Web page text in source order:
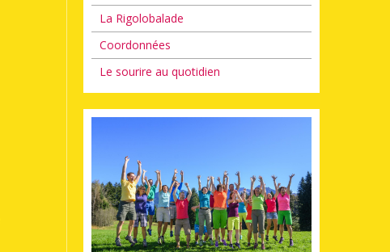
La Rigolobalade
Coordonnées
Le sourire au quotidien